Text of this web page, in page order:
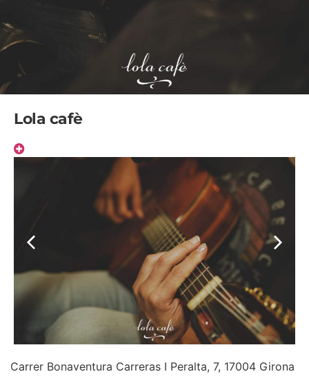
Lola cafè
Carrer Bonaventura Carreras I Peralta, 7, 17004 Girona